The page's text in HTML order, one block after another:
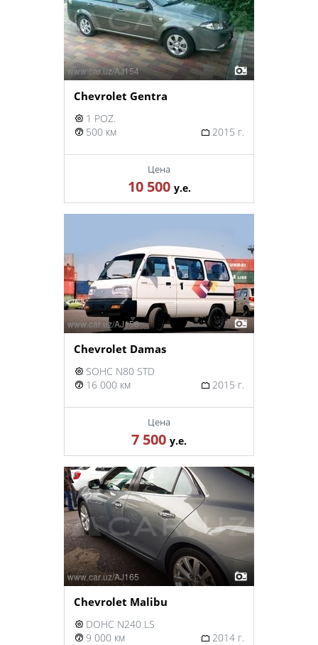
Chevrolet Gentra
1 POZ.
500 км
2015 г.
Цена
10 500 у.е.
Chevrolet Damas
SOHC N80 STD
16 000 км
2015 г.
Цена
7 500 у.е.
Chevrolet Malibu
DOHC N240 LS
9 000 км
2014 г.